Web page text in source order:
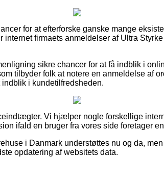
for at efterforske ganske mange
internet firmaets anmeldelser af Ultra
sikre chancer for at få indblik i
tilbyder folk at notere en anmeldelse af
i kundetilfredsheden.
Vi hjælper nogle forskellige
ifald en bruger fra vores side foretager
i Danmark understøttes nu og da,
opdatering af websitets data.